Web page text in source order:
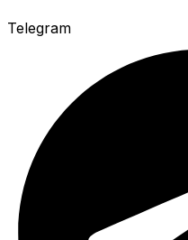
Telegram